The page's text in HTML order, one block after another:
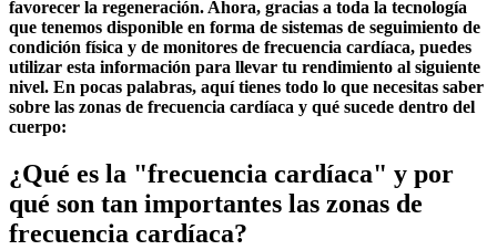
favorecer la regeneración. Ahora, gracias a toda la tecnología
que tenemos disponible en forma de sistemas de seguimiento de
condición física y de monitores de frecuencia cardíaca, puedes
utilizar esta información para llevar tu rendimiento al siguiente
nivel. En pocas palabras, aquí tienes todo lo que necesitas saber
sobre las zonas de frecuencia cardíaca y qué sucede dentro del
cuerpo:
¿Qué es la "frecuencia cardíaca" y por
qué son tan importantes las zonas de
frecuencia cardíaca?